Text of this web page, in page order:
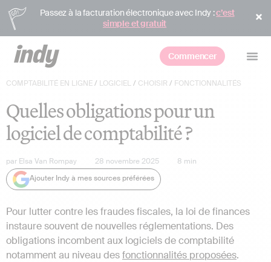
Passez à la facturation électronique avec Indy :c’est
simple et gratuit
Commencer
COMPTABILITÉ EN LIGNE/ LOGICIEL/ CHOISIR / FONCTIONNALITÉS
Quelles obligations pour un
logiciel de comptabilité ?
par Elsa Van Rompay 28 novembre 2025 8 min
Ajouter Indy à mes sources préférées
Pour lutter contre les fraudes fiscales, la loi de finances
instaure souvent de nouvelles réglementations. Des
obligations incombent aux logiciels de comptabilité
notamment au niveau desfonctionnalités proposées.